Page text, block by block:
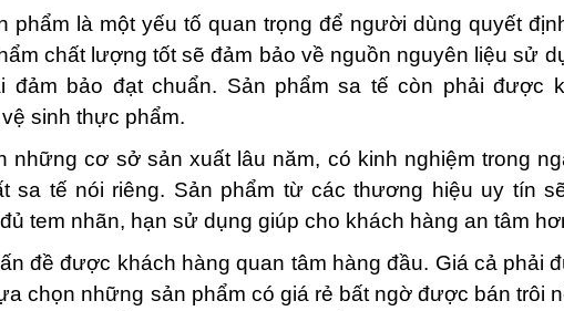
phẩm là một yếu tố quan trọng để người dùng quyết
chất lượng tốt sẽ đảm bảo về nguồn nguyên liệu sử
đảm bảo đạt chuẩn. Sản phẩm sa tế còn phải được
sinh thực phẩm.
cơ sở sản xuất lâu năm, có kinh nghiệm trong
sa tế nói riêng. Sản phẩm từ các thương hiệu uy tín
tem nhãn, hạn sử dụng giúp cho khách hàng an tâm
đề được khách hàng quan tâm hàng đầu. Giá cả phải
chọn những sản phẩm có giá rẻ bất ngờ được bán trôi